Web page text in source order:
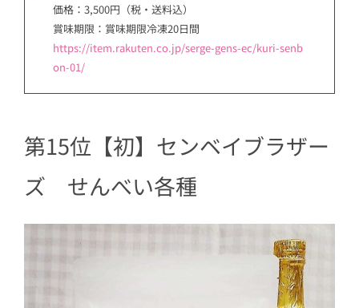
価格：3,500円（税・送料込）
賞味期限：賞味期限冷凍20日間
https://item.rakuten.co.jp/serge-gens-ec/kuri-senb
on-01/
第15位【初】センベイブラザー
ズ せんべい各種